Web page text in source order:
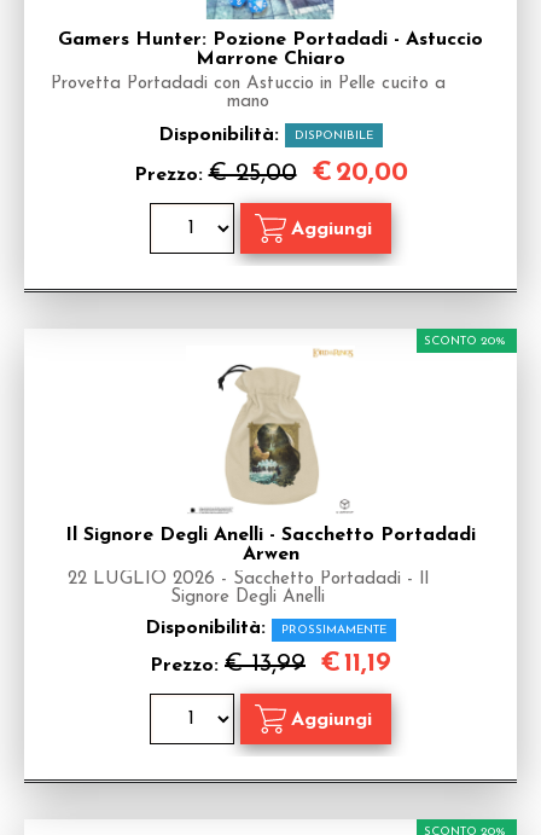
Gamers Hunter: Pozione Portadadi - Astuccio
Marrone Chiaro
Provetta Portadadi con Astuccio in Pelle cucito a
mano
Disponibilità: DISPONIBILE
Prezzo:€ 25,00 € 20,00
Il Signore Degli Anelli - Sacchetto Portadadi
Arwen
22 LUGLIO 2026 - Sacchetto Portadadi - Il
Signore Degli Anelli
Disponibilità: PROSSIMAMENTE
Prezzo: € 13,99
SCONTO 20%
€11,19
SCONTO 20%